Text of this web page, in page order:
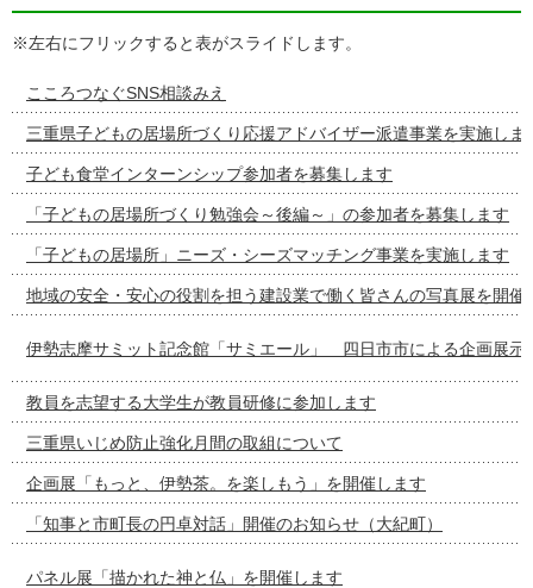
※左右にフリックすると表がスライドします。
こころつなぐSNS相談みえ
三重県子どもの居場所づくり応援アドバイザー派遣事業を実施しま
子ども食堂インターンシップ参加者を募集します
「子どもの居場所づくり勉強会～後編～」の参加者を募集します
「子どもの居場所」ニーズ・シーズマッチング事業を実施します
地域の安全・安心の役割を担う建設業で働く皆さんの写真展を開催
伊勢志摩サミット記念館「サミエール」 四日市市による企画展示
教員を志望する大学生が教員研修に参加します
三重県いじめ防止強化月間の取組について
企画展「もっと、伊勢茶。を楽しもう」を開催します
「知事と市町長の円卓対話」開催のお知らせ（大紀町）
パネル展「描かれた神と仏」を開催します